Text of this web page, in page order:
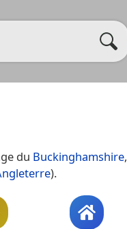
du Buckinghamshire,
).